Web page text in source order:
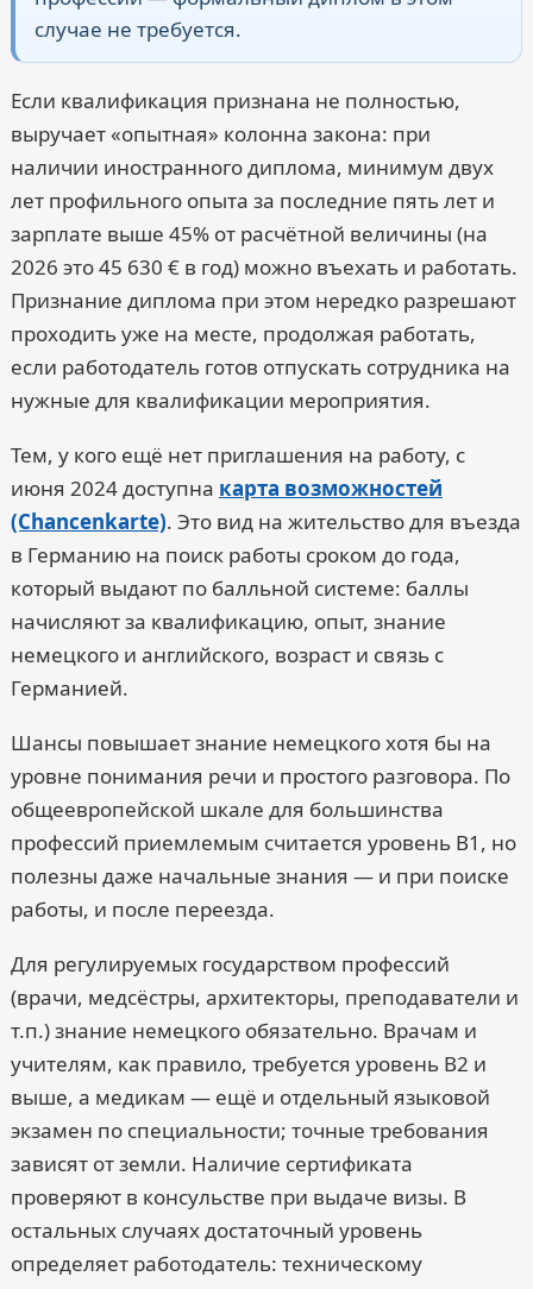
случае не требуется.
Если квалификация признана не полностью,
выручает «опытная» колонна закона: при
наличии иностранного диплома, минимум двух
лет профильного опыта за последние пять лет и
зарплате выше 45% от расчётной величины (на
2026 это 45 630 € в год) можно въехать и работать.
Признание диплома при этом нередко разрешают
проходить уже на месте, продолжая работать,
если работодатель готов отпускать сотрудника на
нужные для квалификации мероприятия.
Тем, у кого ещё нет приглашения на работу, с
июня 2024 доступна карта возможностей
(Chancenkarte). Это вид на жительство для въезда
в Германию на поиск работы сроком до года,
который выдают по балльной системе: баллы
начисляют за квалификацию, опыт, знание
немецкого и английского, возраст и связь с
Германией.
Шансы повышает знание немецкого хотя бы на
уровне понимания речи и простого разговора. По
общеевропейской шкале для большинства
профессий приемлемым считается уровень B1, но
полезны даже начальные знания — и при поиске
работы, и после переезда.
Для регулируемых государством профессий
(врачи, медсёстры, архитекторы, преподаватели и
т.п.) знание немецкого обязательно. Врачам и
учителям, как правило, требуется уровень B2 и
выше, а медикам — ещё и отдельный языковой
экзамен по специальности; точные требования
зависят от земли. Наличие сертификата
проверяют в консульстве при выдаче визы. В
остальных случаях достаточный уровень
определяет работодатель: техническому